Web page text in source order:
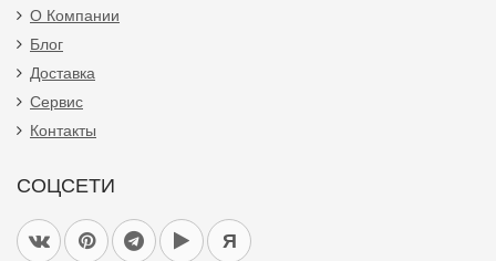
О Компании
Блог
Доставка
Сервис
Контакты
СОЦСЕТИ
Я